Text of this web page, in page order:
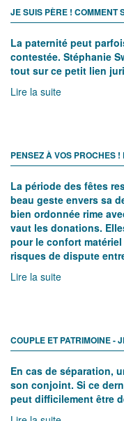
JE SUIS PÈRE ! COMMENT
La paternité peut
contestée. Stéphanie
PENSEZ À VOS PROCHES
La période des fêtes
beau geste envers sa
bien ordonnée rime
vaut les donations.
pour le confort
COUPLE ET PATRIMOINE -
En cas de séparation,
son conjoint. Si ce
peut difficilement être